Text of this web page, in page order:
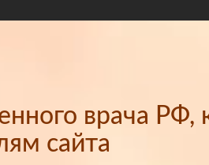
врача РФ,
сайта